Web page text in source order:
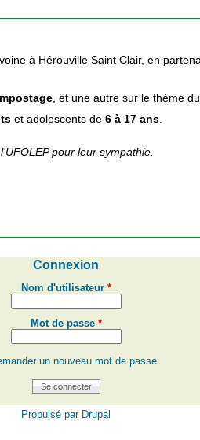
à Hérouville Saint Clair, en
, et une autre sur le thème du
et adolescents de 6 à 17 ans
pour leur sympathie.
Connexion
Nom d'utilisateur *
Mot de passe *
un nouveau mot de passe
Propulsé par Drupal